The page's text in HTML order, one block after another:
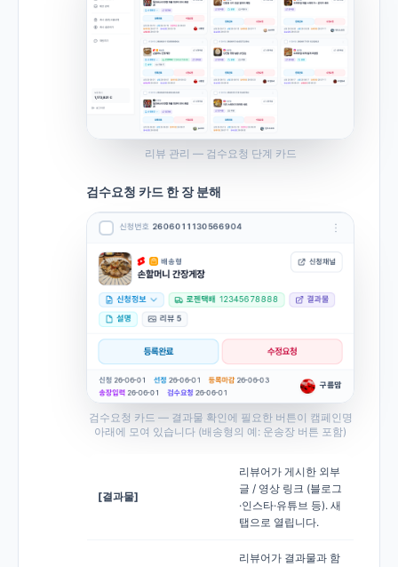
리뷰 관리 — 검수요청 단계 카드
검수요청 카드 한 장 분해
검수요청 카드 — 결과물 확인에 필요한 버튼이 캠페인명
아래에 모여 있습니다 (배송형의 예: 운송장 버튼 포함)
[결과물]
리뷰어가 게시한 외부
글 / 영상 링크 (블로그
·인스타·유튜브 등). 새
탭으로 열립니다.
리뷰어가 결과물과 함